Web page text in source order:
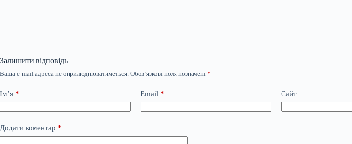
Залишити відповідь
Ваша e-mail адреса не оприлюднюватиметься. Обов’язкові поля позначені *
Ім’я * Email * Сайт
Додати коментар *